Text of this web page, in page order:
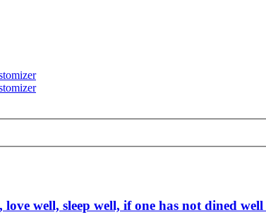
well, sleep well, if one has not dined